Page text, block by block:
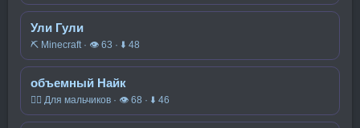
Ули Гули
⛏️ Minecraft · 👁 63 · ⬇ 48
объемный Найк
🧍‍♂️ Для мальчиков · 👁 68 · ⬇ 46